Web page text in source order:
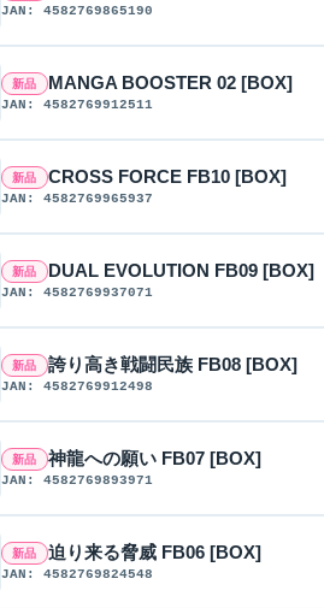
JAN: 4582769865190
新品 MANGA BOOSTER 02 [BOX]
JAN: 4582769912511
新品 CROSS FORCE FB10 [BOX]
JAN: 4582769965937
新品 DUAL EVOLUTION FB09 [BOX]
JAN: 4582769937071
新品 誇り高き戦闘民族 FB08 [BOX]
JAN: 4582769912498
新品 神龍への願い FB07 [BOX]
JAN: 4582769893971
新品 迫り来る脅威 FB06 [BOX]
JAN: 4582769824548